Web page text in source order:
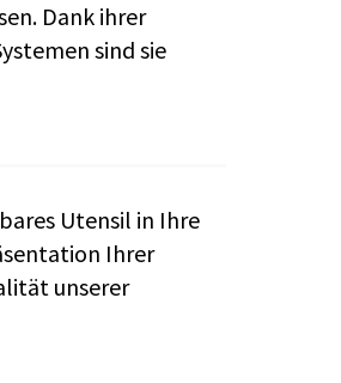
Dank ihrer
sind sie
Utensil in Ihre
Ihrer
unserer